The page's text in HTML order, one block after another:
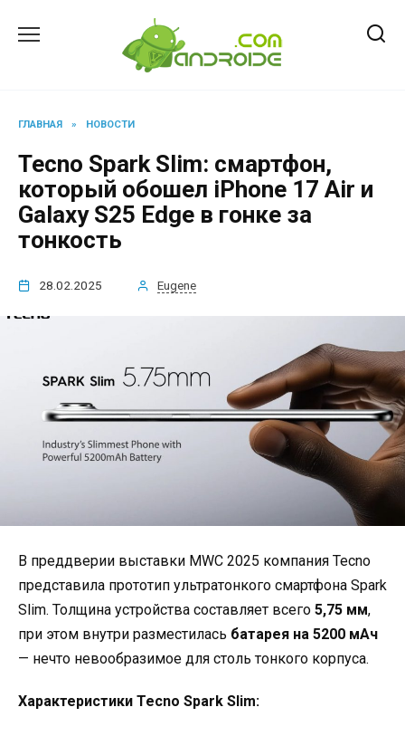
ГЛАВНАЯ » НОВОСТИ
Tecno Spark Slim: смартфон,
который обошел iPhone 17 Air и
Galaxy S25 Edge в гонке за
тонкость
28.02.2025 Eugene
В преддверии выставки MWC 2025 компания Tecno
представила прототип ультратонкого смартфона Spark
Slim. Толщина устройства составляет всего 5,75 мм,
при этом внутри разместилась батарея на 5200 мАч
— нечто невообразимое для столь тонкого корпуса.
Характеристики Tecno Spark Slim: